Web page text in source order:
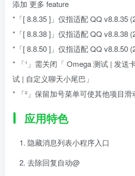
添加 更多 feature
*「[ 8.8.35 ]」仅指适配 QQ v8.8.35
*「[ 8.8.38 ]」仅指适配 QQ v8.8.38
*「[ 8.8.50 ]」仅指适配 QQ v8.8.50
* 「¹」需关闭「 Omega 测试 | 发送
试 | 自定义聊天小尾巴」
* 「²」保留加号菜单可使其他项目滑
应用特色
隐藏消息列表小程序入口
去除回复自动@